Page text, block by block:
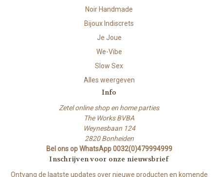
Noir Handmade
Bijoux Indiscrets
Je Joue
We-Vibe
Slow Sex
Alles weergeven
Info
Zetel online shop en home parties
The Works BVBA
Weynesbaan 124
2820 Bonheiden
Bel ons op WhatsApp 0032(0)479994999
Inschrijven voor onze nieuwsbrief
Ontvang de laatste updates over nieuwe producten en komende